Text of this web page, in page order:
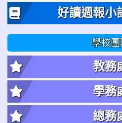
好讀週報小
學校團
教務
學務
總務